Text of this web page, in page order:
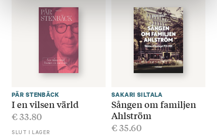
PÄR STENBÄCK
I en vilsen värld
€33.80
SLUT I LAGER
SAKARI SILTALA
Sången om familjen
Ahlström
€35.60